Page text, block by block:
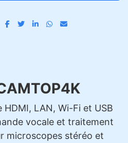
LAN, Wi-Fi et USB
vocale et traitement
microscopes stéréo et